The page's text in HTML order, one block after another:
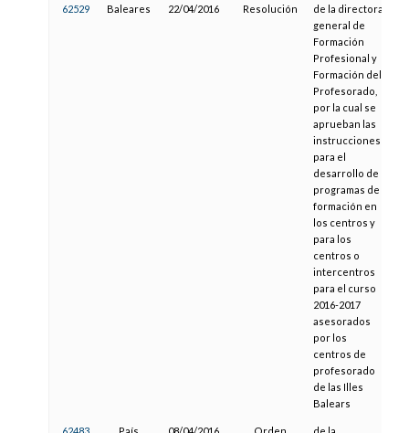
62529 Baleares 22/04/2016 Resolución
de la directora
general de
Formación
Profesional y
Formación del
Profesorado,
por la cual se
aprueban las
instrucciones
para el
desarrollo de
programas de
formación en
los centros y
para los
centros o
intercentros
para el curso
2016-2017
asesorados
por los
centros de
profesorado
de las Illes
Balears